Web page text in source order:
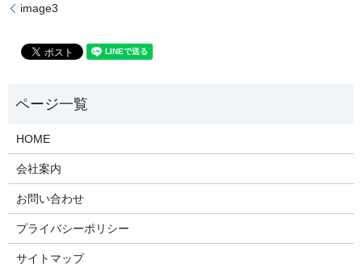
image3
HOME
会社案内
お問い合わせ
プライバシーポリシー
サイトマップ